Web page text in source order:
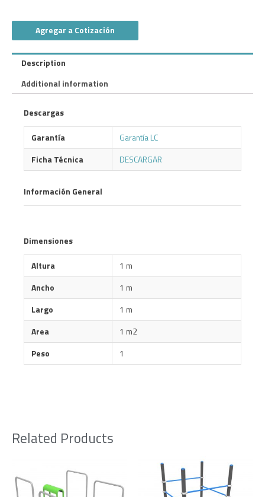
Agregar a Cotización
Description
Additional information
Descargas
Garantía
Garantía LC
Ficha Técnica
DESCARGAR
Información General
Dimensiones
Altura
1 m
Ancho
1 m
Largo
1 m
Area
1 m2
Peso
1
Related Products